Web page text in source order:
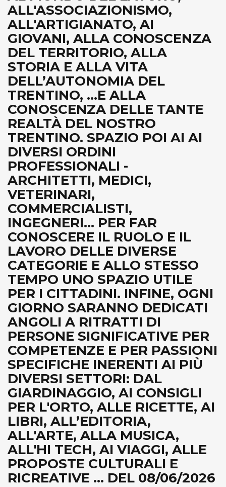
ALL'ASSOCIAZIONISMO,
ALL'ARTIGIANATO, AI
GIOVANI, ALLA CONOSCENZA
DEL TERRITORIO, ALLA
STORIA E ALLA VITA
DELL’AUTONOMIA DEL
TRENTINO, ...E ALLA
CONOSCENZA DELLE TANTE
REALTÀ DEL NOSTRO
TRENTINO. SPAZIO POI AI AI
DIVERSI ORDINI
PROFESSIONALI -
ARCHITETTI, MEDICI,
VETERINARI,
COMMERCIALISTI,
INGEGNERI... PER FAR
CONOSCERE IL RUOLO E IL
LAVORO DELLE DIVERSE
CATEGORIE E ALLO STESSO
TEMPO UNO SPAZIO UTILE
PER I CITTADINI. INFINE, OGNI
GIORNO SARANNO DEDICATI
ANGOLI A RITRATTI DI
PERSONE SIGNIFICATIVE PER
COMPETENZE E PER PASSIONI
SPECIFICHE INERENTI AI PIÙ
DIVERSI SETTORI: DAL
GIARDINAGGIO, AI CONSIGLI
PER L'ORTO, ALLE RICETTE, AI
LIBRI, ALL’EDITORIA,
ALL'ARTE, ALLA MUSICA,
ALL'HI TECH, AI VIAGGI, ALLE
PROPOSTE CULTURALI E
RICREATIVE ... DEL 08/06/2026